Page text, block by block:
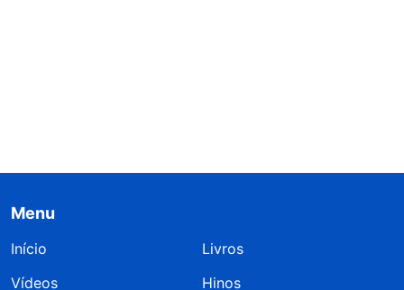
Menu
Início
Livros
Vídeos
Hinos